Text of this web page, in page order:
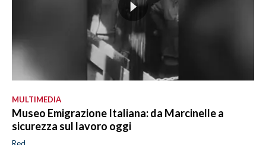
MULTIMEDIA
Museo Emigrazione Italiana: da Marcinelle a
sicurezza sul lavoro oggi